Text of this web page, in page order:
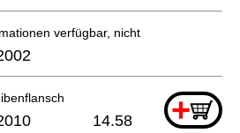
verfügbar, nicht bestellbar
+
14.58